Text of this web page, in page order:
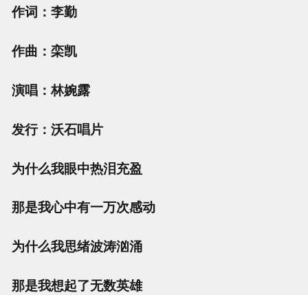
作词：李勤
作曲：栾凯
演唱：林婉露
发行：沃石唱片
为什么我眼中热泪充盈
那是我心中有一万次感动
为什么我思绪波涛汹涌
那是我想起了无数英雄